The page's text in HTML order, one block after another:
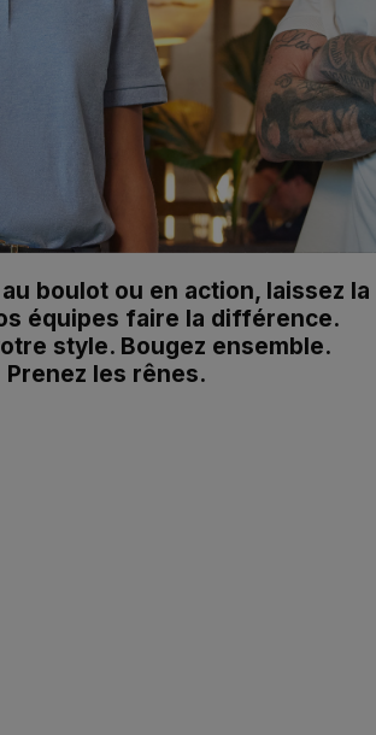
boulot ou en action, laissez la
équipes faire la différence.
style. Bougez ensemble.
Prenez les rênes.